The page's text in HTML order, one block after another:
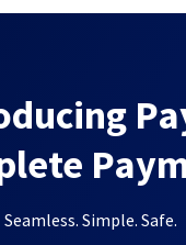
Seamless. Simple. Safe.